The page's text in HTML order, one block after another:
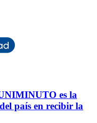
es la
país en recibir la